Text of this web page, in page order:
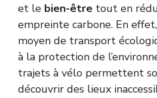
et le bien-être tout en
empreinte carbone. En
moyen de transport
à la protection de
trajets à vélo permettent
découvrir des lieux